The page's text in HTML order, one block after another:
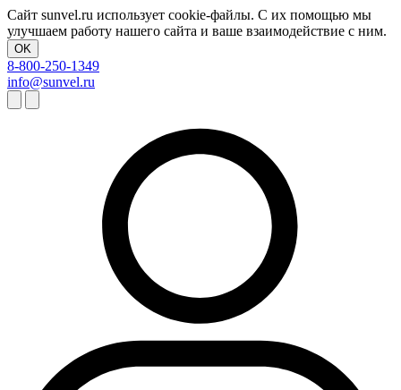
Сайт sunvel.ru использует cookie-файлы. С их помощью мы
улучшаем работу нашего сайта и ваше взаимодействие с ним.
OK
8-800-250-1349
info@sunvel.ru